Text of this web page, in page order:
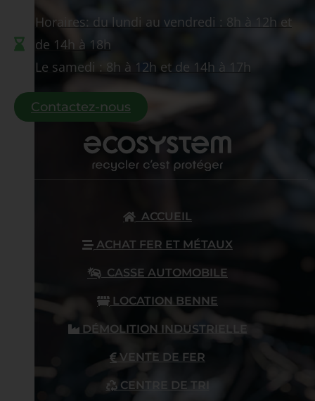
Horaires: du lundi au vendredi : 8h à 12h et
de 14h à 18h
Le samedi : 8h à 12h et de 14h à 17h
Contactez-nous
ACCUEIL
ACHAT FER ET MÉTAUX
CASSE AUTOMOBILE
LOCATION BENNE
DÉMOLITION INDUSTRIELLE
VENTE DE FER
CENTRE DE TRI